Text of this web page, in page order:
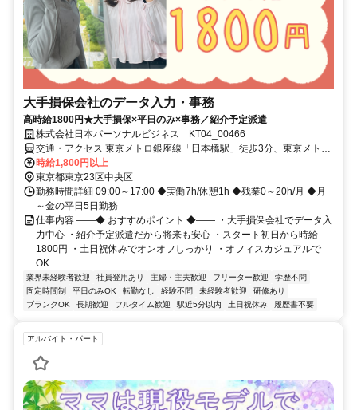
大手損保会社のデータ入力・事務
高時給1800円★大手損保×平日のみ×事務／紹介予定派遣
株式会社日本パーソナルビジネス KT04_00466
交通・アクセス 東京メトロ銀座線「日本橋駅」徒歩3分、東京メトロ
銀座線「京橋駅」徒歩6分、東京メトロ日比谷線「八丁堀駅」徒歩12
分、ＪＲ中央線快速「東京駅」徒歩10分
時給1,800円以上
東京都東京23区中央区
勤務時間詳細 09:00～17:00 ◆実働7h/休憩1h ◆残業0～20h/月 ◆月
～金の平日5日勤務
仕事内容 ――◆ おすすめポイント ◆―― ・大手損保会社でデータ入
力中心 ・紹介予定派遣だから将来も安心 ・スタート初日から時給
1800円 ・土日祝休みでオンオフしっかり ・オフィスカジュアルで
OK...
業界未経験者歓迎 社員登用あり 主婦・主夫歓迎 フリーター歓迎
学歴不問
固定時間制
平日のみOK 転勤なし 経験不問 未経験者歓迎
研修あり
ブランクOK
長期歓迎 フルタイム歓迎 駅近5分以内 土日祝休み 履歴書不要
アルバイト・パート